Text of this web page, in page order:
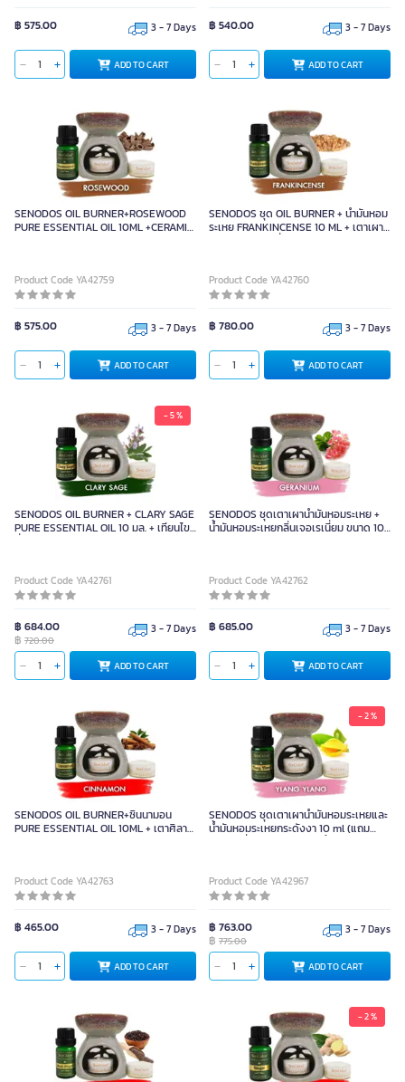
฿ 575.00 3 - 7 Days
ADD TO CART
฿ 540.00 3 - 7 Days
ADD TO CART
SENODOS OIL BURNER+ROSEWOOD
PURE ESSENTIAL OIL 10ML +CERAMIC
Product Code YA42759
฿ 575.00 3 - 7 Days
ADD TO CART
SENODOS ชุด OIL BURNER + น้ำมันหอม
ระเหย FRANKINCENSE 10 ML + เตาเผา
Product Code YA42760
฿ 780.00 3 - 7 Days
ADD TO CART
- 5 %
SENODOS OIL BURNER + CLARY SAGE
PURE ESSENTIAL OIL 10 มล. + เทียนไข
Product Code YA42761
฿ 684.00
฿ 720.00
3 - 7 Days
ADD TO CART
SENODOS ชุดเตาเผาน้ำมันหอมระเหย +
น้ำมันหอมระเหยกลิ่นเจอเรเนี่ยม ขนาด 10
Product Code YA42762
฿ 685.00 3 - 7 Days
ADD TO CART
SENODOS OIL BURNER+ซินนามอน
PURE ESSENTIAL OIL 10ML + เตาศิลา
Product Code YA42763
฿ 465.00 3 - 7 Days
ADD TO CART
- 2 %
SENODOS ชุดเตาเผาน้ำมันหอมระเหยและ
น้ำมันหอมระเหยกระดังงา 10 ml (แถม
Product Code YA42967
฿ 763.00
฿ 775.00
3 - 7 Days
ADD TO CART
- 2 %